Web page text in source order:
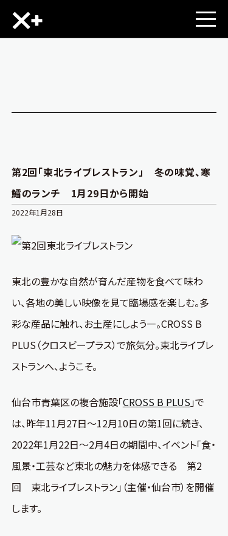
第2回「東北ライブレストラン」 冬の味覚、寒
鱈のランチ 1月29日から開始
2022年1月28日
東北の豊かな自然が育んだ産物を食べて味わ
い、各地の美しい映像を見て臨場感を楽しむ。多
彩な産品に触れ、お土産にしよう―。CROSS B
PLUS（クロスビープラス）で旅気分。東北ライブレ
ストランへ、ようこそ。
仙台市青葉区の複合施設「CROSS B PLUS」で
は、昨年11月27日～12月10日の第1回に続き、
2022年1月22日～2月4日の期間中、イベント「食・
風景・工芸など東北の魅力を体感できる 第2
回 東北ライブレストラン」（主催・仙台市）を開催
します。